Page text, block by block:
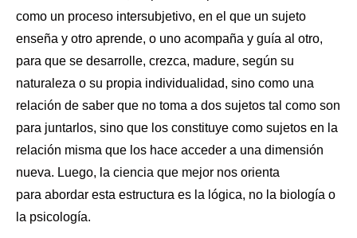
como un proceso intersubjetivo, en el que un sujeto
enseña y otro aprende, o uno acompaña y guía al otro,
para que se desarrolle, crezca, madure, según su
naturaleza o su propia individualidad, sino como una
relación de saber que no toma a dos sujetos tal como son
para juntarlos, sino que los constituye como sujetos en la
relación misma que los hace acceder a una dimensión
nueva. Luego, la ciencia que mejor nos orienta
para abordar esta estructura es la lógica, no la biología o
la psicología.